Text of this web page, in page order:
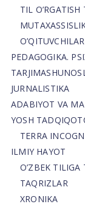
TIL
PEDAGOGIKA.
JURNALISTIKA
ADABIYOT VA
YOSH
TERRA
ILMIY HAYOT
O’ZBEK TILIGA
TAQRIZLAR
XRONIKA